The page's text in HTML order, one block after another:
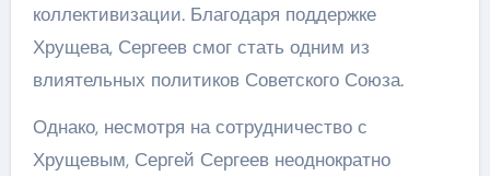
коллективизации. Благодаря поддержке
Хрущева, Сергеев смог стать одним из
влиятельных политиков Советского Союза.
Однако, несмотря на сотрудничество с
Хрущевым, Сергей Сергеев неоднократно